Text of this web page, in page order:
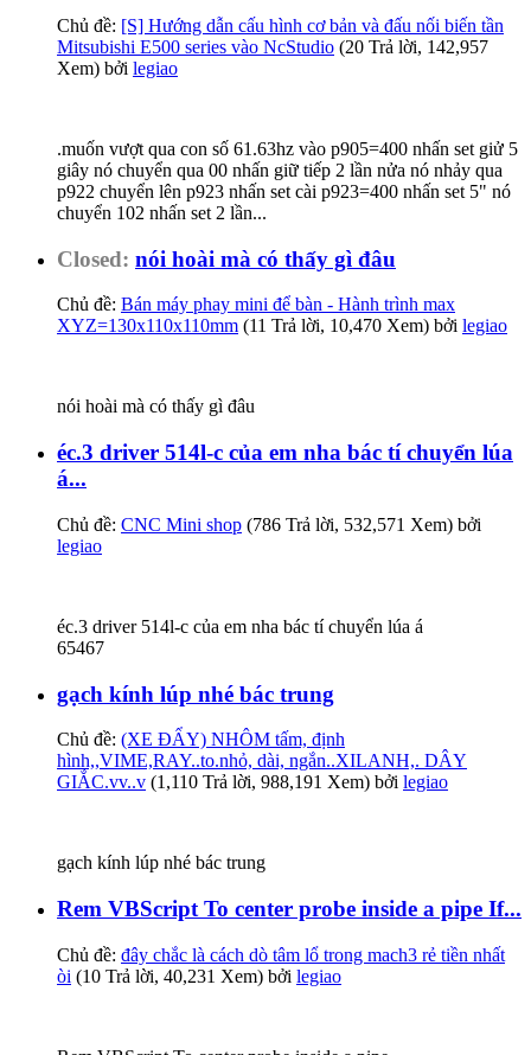
Chủ đề: [S] Hướng dẫn cấu hình cơ bản và đấu nối biến tần
Mitsubishi E500 series vào NcStudio (20 Trả lời, 142,957
Xem) bởi legiao
.muốn vượt qua con số 61.63hz vào p905=400 nhấn set giử 5
giây nó chuyển qua 00 nhấn giữ tiếp 2 lần nửa nó nhảy qua
p922 chuyển lên p923 nhấn set cài p923=400 nhấn set 5" nó
chuyển 102 nhấn set 2 lần...
Closed: nói hoài mà có thấy gì đâu
Chủ đề: Bán máy phay mini để bàn - Hành trình max
XYZ=130x110x110mm (11 Trả lời, 10,470 Xem) bởi legiao
nói hoài mà có thấy gì đâu
éc.3 driver 514l-c của em nha bác tí chuyển lúa
á...
Chủ đề: CNC Mini shop (786 Trả lời, 532,571 Xem) bởi
legiao
éc.3 driver 514l-c của em nha bác tí chuyển lúa á
65467
gạch kính lúp nhé bác trung
Chủ đề: (XE ĐẨY) NHÔM tấm, định
hình,,VIME,RAY..to.nhỏ, dài, ngắn..XILANH,. DÂY
GIẮC.vv..v (1,110 Trả lời, 988,191 Xem) bởi legiao
gạch kính lúp nhé bác trung
Rem VBScript To center probe inside a pipe If...
Chủ đề: đây chắc là cách dò tâm lổ trong mach3 rẻ tiền nhất
òi (10 Trả lời, 40,231 Xem) bởi legiao